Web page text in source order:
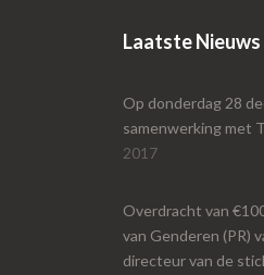
Laatste Nieuws
Op donderdag 28
samenwerking met
2017
Overdracht van
van Genderen (PR)
directeur van de